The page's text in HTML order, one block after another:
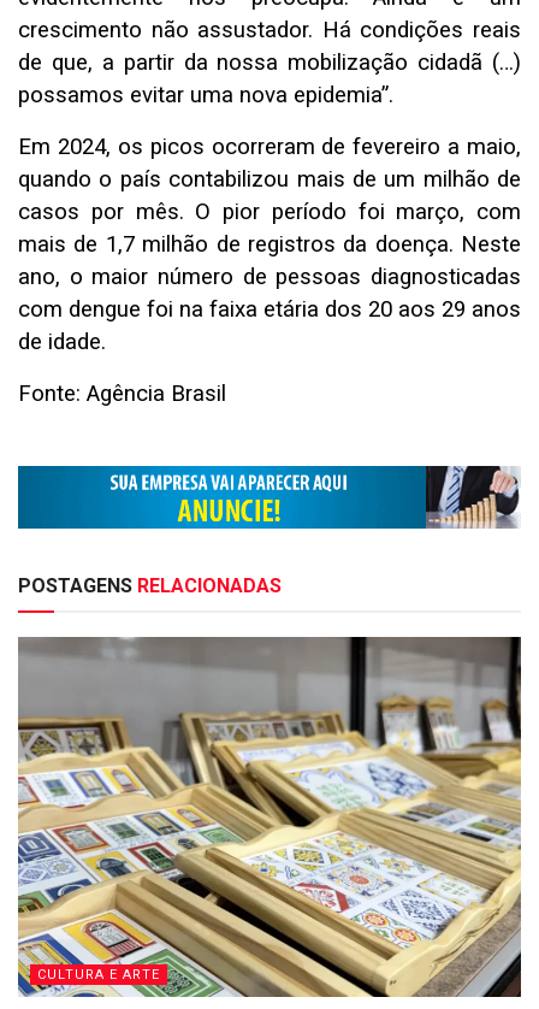
crescimento não assustador. Há condições reais
de que, a partir da nossa mobilização cidadã (…)
possamos evitar uma nova epidemia”.
Em 2024, os picos ocorreram de fevereiro a maio,
quando o país contabilizou mais de um milhão de
casos por mês. O pior período foi março, com
mais de 1,7 milhão de registros da doença. Neste
ano, o maior número de pessoas diagnosticadas
com dengue foi na faixa etária dos 20 aos 29 anos
de idade.
Fonte: Agência Brasil
POSTAGENS RELACIONADAS
CULTURA E ARTE